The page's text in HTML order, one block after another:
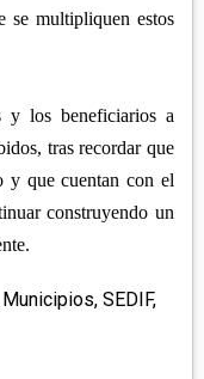
se multipliquen estos
y los beneficiarios a
tras recordar que
y que cuentan con el
construyendo un
Municipios, SEDIF,